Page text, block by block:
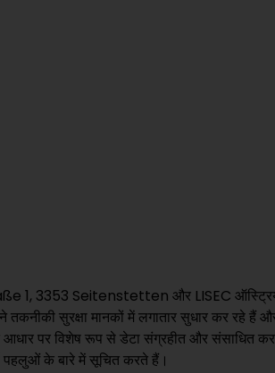
LiTROS एक रैक घूमता है
फ्लैट ग्लास के लिए रोटेटेबल ए-रैक - लोड
LiTROS एक रैक घूमता है
1, 3353 Seitenstetten और LISEC
सुरक्षा मानकों में लगातार सुधार कर रहे हैं
पर विशेष रूप से डेटा संग्रहीत और संसाधित
पहलुओं के बारे में सूचित करते हैं।